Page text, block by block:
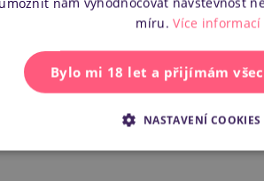
míru. Více informací
Bylo mi 18 let a přijímám
NASTAVENÍ COOKIES